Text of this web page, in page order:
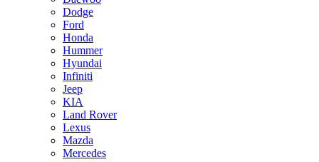
Dodge
Ford
Honda
Hummer
Hyundai
Infiniti
Jeep
KIA
Land Rover
Lexus
Mazda
Mercedes